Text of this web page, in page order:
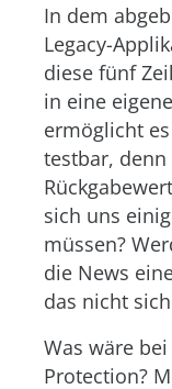
In dem
Legacy-
diese fünf
in eine
ermöglicht
testbar,
sich uns
müssen?
die News
das nicht
Was wäre
Protection?